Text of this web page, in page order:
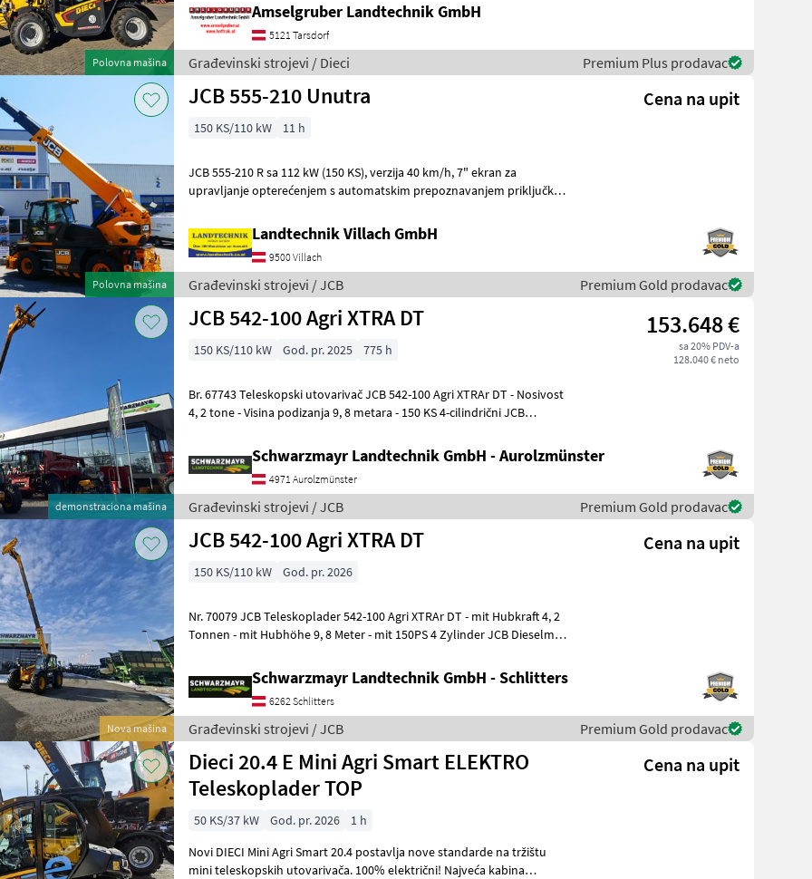
Polovna mašina
Amselgruber Landtechnik GmbH
5121 Tarsdorf
Građevinski strojevi / Dieci Premium Plus prodavac
Polovna mašina
JCB 555-210 Unutra Cena na upit
150 KS/110 kW 11 h
JCB 555-210 R sa 112 kW (150 KS), verzija 40 km/h, 7" ekran za
upravljanje opterećenjem s automatskim prepoznavanjem priključka,
Landtechnik Villach GmbH
9500 Villach
Građevinski strojevi / JCB Premium Gold prodavac
demonstraciona mašina
JCB 542-100 Agri XTRA DT 153.648 €
sa 20% PDV-a
128.040 € neto
150 KS/110 kW God. pr. 2025 775 h
Br. 67743 Teleskopski utovarivač JCB 542-100 Agri XTRAr DT - Nosivost
4, 2 tone - Visina podizanja 9, 8 metara - 150 KS 4-cilindrični JCB
Schwarzmayr Landtechnik GmbH - Aurolzmünster
4971 Aurolzmünster
Građevinski strojevi / JCB Premium Gold prodavac
Nova mašina
JCB 542-100 Agri XTRA DT Cena na upit
150 KS/110 kW God. pr. 2026
Nr. 70079 JCB Teleskoplader 542-100 Agri XTRAr DT - mit Hubkraft 4, 2
Tonnen - mit Hubhöhe 9, 8 Meter - mit 150PS 4 Zylinder JCB Dieselmax
Schwarzmayr Landtechnik GmbH - Schlitters
6262 Schlitters
Građevinski strojevi / JCB Premium Gold prodavac
Dieci 20.4 E Mini Agri Smart ELEKTRO
Teleskoplader TOP
Cena na upit
50 KS/37 kW God. pr. 2026
1 h
Novi DIECI Mini Agri Smart 20.4 postavlja nove standarde na tržištu
mini teleskopskih utovarivača. 100% električni! Najveća kabina